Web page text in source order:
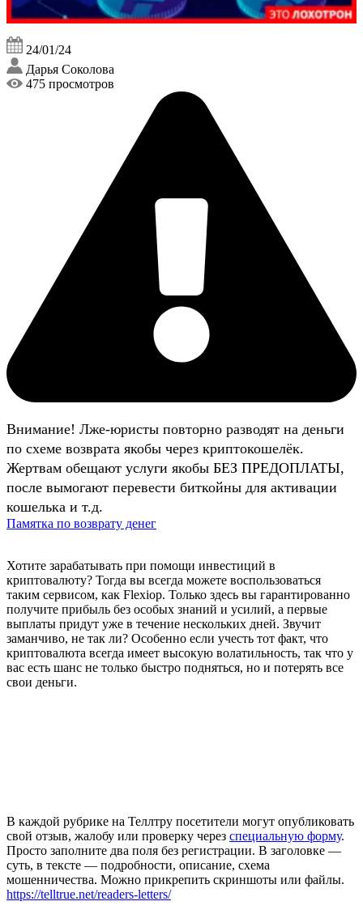
24/01/24
Дарья Соколова
475 просмотров
Внимание! Лже-юристы повторно разводят на деньги
по схеме возврата якобы через криптокошелёк.
Жертвам обещают услуги якобы БЕЗ ПРЕДОПЛАТЫ,
после вымогают перевести биткойны для активации
кошелька и т.д.
Памятка по возврату денег
Хотите зарабатывать при помощи инвестиций в
криптовалюту? Тогда вы всегда можете воспользоваться
таким сервисом, как Flexiop. Только здесь вы гарантированно
получите прибыль без особых знаний и усилий, а первые
выплаты придут уже в течение нескольких дней. Звучит
заманчиво, не так ли? Особенно если учесть тот факт, что
криптовалюта всегда имеет высокую волатильность, так что у
вас есть шанс не только быстро подняться, но и потерять все
свои деньги.
В каждой рубрике на Теллтру посетители могут опубликовать
свой отзыв, жалобу или проверку через специальную форму.
Просто заполните два поля без регистрации. В заголовке —
суть, в тексте — подробности, описание, схема
мошенничества. Можно прикрепить скриншоты или файлы.
https://telltrue.net/readers-letters/